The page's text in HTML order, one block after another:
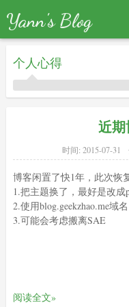
Yann's Blog
个人心得
近
时间: 2015-07-31
博客闲置了快1年，此次恢
1.把主题换了，最好是改成
2.使用blog.geekzhao.me域名
3.可能会考虑搬离SAE
阅读全文»